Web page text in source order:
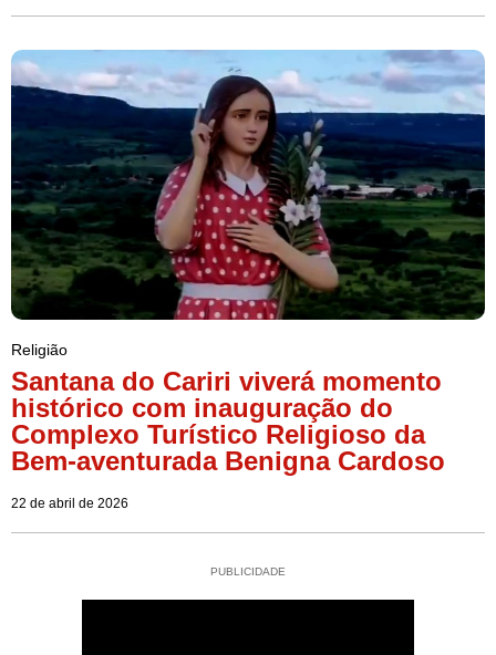
Religião
Santana do Cariri viverá momento
histórico com inauguração do
Complexo Turístico Religioso da
Bem-aventurada Benigna Cardoso
22 de abril de 2026
PUBLICIDADE